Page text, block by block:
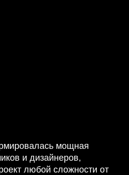
мощная
и дизайнеров,
любой сложности от